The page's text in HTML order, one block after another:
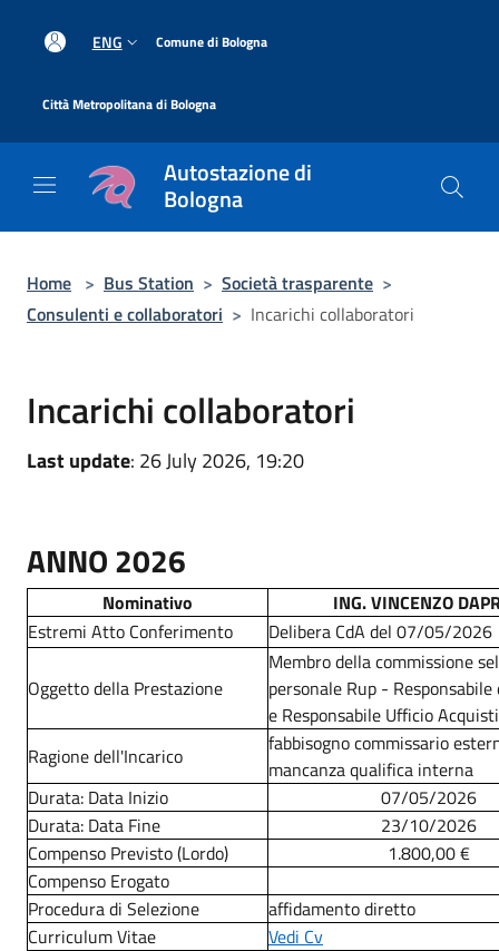
ENG Comune di Bologna
Città Metropolitana di Bologna
Autostazione di
Bologna
Home > Bus Station > Società trasparente >
Consulenti e collaboratori > Incarichi collaboratori
Incarichi collaboratori
Last update: 26 July 2026, 19:20
ANNO 2026
Nominativo
ING. VINCENZO
Estremi Atto Conferimento
Delibera CdA del 07/05/2026
Oggetto della Prestazione
Membro della commissione
personale Rup -
e Responsabile Ufficio Acquisti
Ragione dell'Incarico
fabbisogno commissario
mancanza qualifica interna
Durata: Data Inizio
07/05/2026
Durata: Data Fine
23/10/2026
Compenso Previsto (Lordo)
1.800,00 €
Compenso Erogato
Procedura di Selezione
affidamento diretto
Curriculum Vitae
Vedi Cv